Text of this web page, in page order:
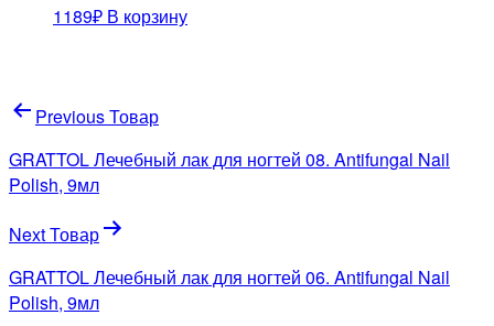
1189₽ В корзину
Навигация
по
записям
Previous Товар
GRATTOL Лечебный лак для ногтей 08. Antifungal Nail
Polish, 9мл
Next Товар
GRATTOL Лечебный лак для ногтей 06. Antifungal Nail
Polish, 9мл